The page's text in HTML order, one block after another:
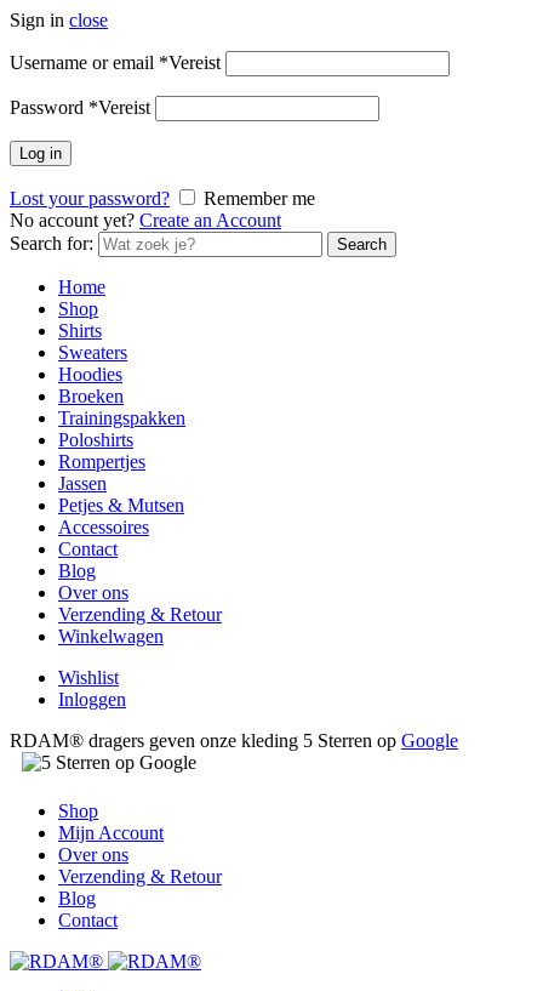
Sign in close
Username or email *Vereist
Password *Vereist
Log in
Lost your password?
Remember me
No account yet? Create an Account
Search for:
Search
Home
Shop
Shirts
Sweaters
Hoodies
Broeken
Trainingspakken
Poloshirts
Rompertjes
Jassen
Petjes & Mutsen
Accessoires
Contact
Blog
Over ons
Verzending & Retour
Winkelwagen
Wishlist
Inloggen
RDAM® dragers geven onze kleding 5 Sterren op Google
Shop
Mijn Account
Over ons
Verzending & Retour
Blog
Contact